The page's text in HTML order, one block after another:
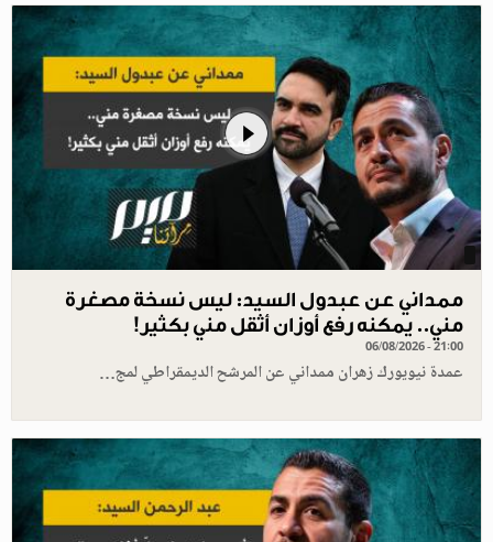
ممداني عن عبدول السيد: ليس نسخة مصغرة
مني.. يمكنه رفع أوزان أثقل مني بكثير!
06/08/2026 - 21:00
عمدة نيويورك زهران ممداني عن المرشح الديمقراطي لمج…